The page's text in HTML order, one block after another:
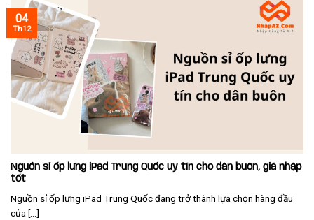
Nguồn sỉ ốp lưng iPad Trung Quốc uy tín cho dân buôn, giá nhập
tốt
Nguồn sỉ ốp lưng iPad Trung Quốc đang trở thành lựa chọn hàng đầu
của [...]
04
Th12